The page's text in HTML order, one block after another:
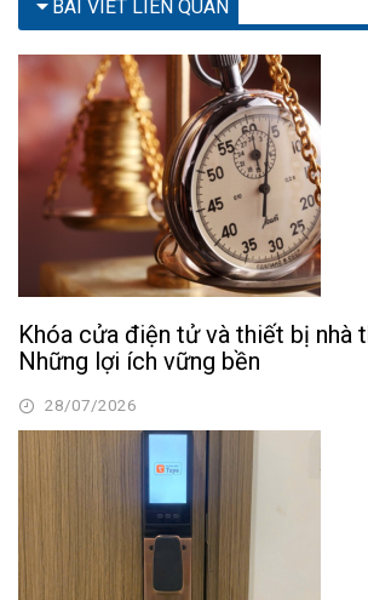
BÀI VIẾT LIÊN QUAN
Khóa cửa điện tử và thiết bị nhà
Những lợi ích vững bền
28/07/2026